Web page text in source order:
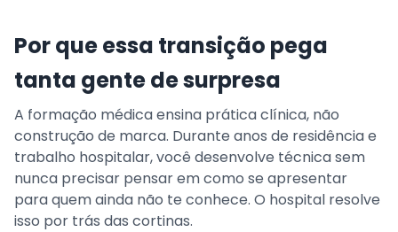
Por que essa transição pega
tanta gente de surpresa
A formação médica ensina prática clínica, não
construção de marca. Durante anos de residência e
trabalho hospitalar, você desenvolve técnica sem
nunca precisar pensar em como se apresentar
para quem ainda não te conhece. O hospital resolve
isso por trás das cortinas.